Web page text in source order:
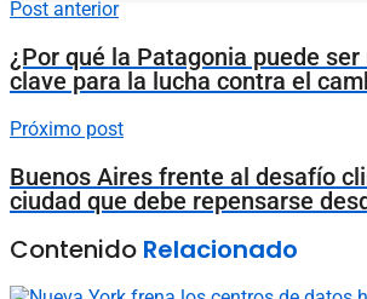
Post anterior
¿Por qué la Patagonia puede
clave para la lucha contra el
Próximo post
Buenos Aires frente al desafío
ciudad que debe repensarse
Contenido Relacionado